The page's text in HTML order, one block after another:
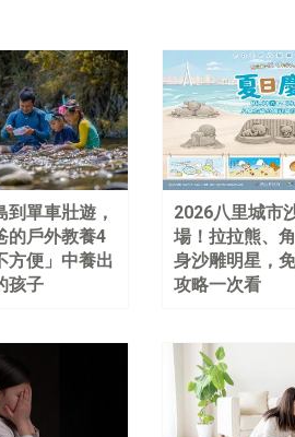
單車壯遊，
的戶外教養4
方便」中養出
孩子
2026八里城市
場！拉拉熊、
身沙雕明星，
攻略一次看